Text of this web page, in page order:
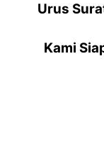
Urus
Kami